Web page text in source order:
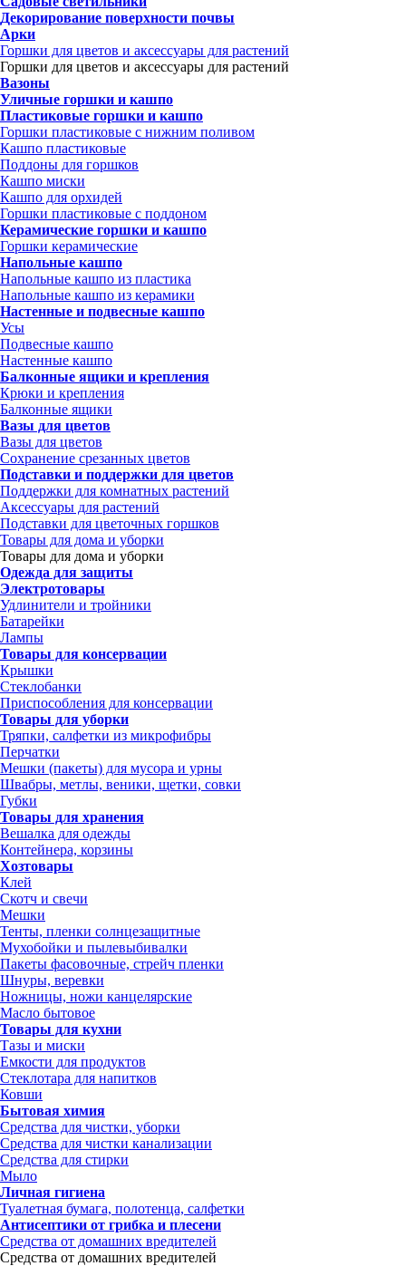
Декорирование поверхности почвы
Арки
Горшки для цветов и аксессуары для растений
Горшки для цветов и аксессуары для растений
Вазоны
Уличные горшки и кашпо
Пластиковые горшки и кашпо
Горшки пластиковые с нижним поливом
Кашпо пластиковые
Поддоны для горшков
Кашпо миски
Кашпо для орхидей
Горшки пластиковые с поддоном
Керамические горшки и кашпо
Горшки керамические
Напольные кашпо
Напольные кашпо из пластика
Напольные кашпо из керамики
Настенные и подвесные кашпо
Усы
Подвесные кашпо
Настенные кашпо
Балконные ящики и крепления
Крюки и крепления
Балконные ящики
Вазы для цветов
Вазы для цветов
Сохранение срезанных цветов
Подставки и поддержки для цветов
Поддержки для комнатных растений
Аксессуары для растений
Подставки для цветочных горшков
Товары для дома и уборки
Товары для дома и уборки
Одежда для защиты
Электротовары
Удлинители и тройники
Батарейки
Лампы
Товары для консервации
Крышки
Стеклобанки
Приспособления для консервации
Товары для уборки
Тряпки, салфетки из микрофибры
Перчатки
Мешки (пакеты) для мусора и урны
Швабры, метлы, веники, щетки, совки
Губки
Товары для хранения
Вешалка для одежды
Контейнера, корзины
Хозтовары
Клей
Скотч и свечи
Мешки
Тенты, пленки солнцезащитные
Мухобойки и пылевыбивалки
Пакеты фасовочные, стрейч пленки
Шнуры, веревки
Ножницы, ножи канцелярские
Масло бытовое
Товары для кухни
Тазы и миски
Емкости для продуктов
Стеклотара для напитков
Ковши
Бытовая химия
Средства для чистки, уборки
Средства для чистки канализации
Средства для стирки
Мыло
Личная гигиена
Туалетная бумага, полотенца, салфетки
Антисептики от грибка и плесени
Средства от домашних вредителей
Средства от домашних вредителей